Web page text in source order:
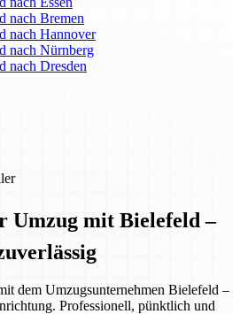
nach Bremen
nach Hannover
nach Nürnberg
nach Dresden
Umzug mit Bielefeld –
dem Umzugsunternehmen Bielefeld –
Professionell, pünktlich und